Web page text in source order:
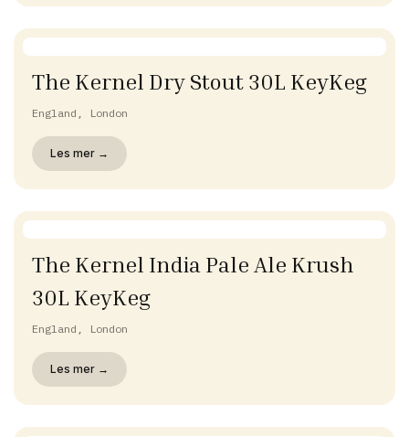
The Kernel Dry Stout 30L KeyKeg
England, London
Les mer →
The Kernel India Pale Ale Krush
30L KeyKeg
England, London
Les mer →